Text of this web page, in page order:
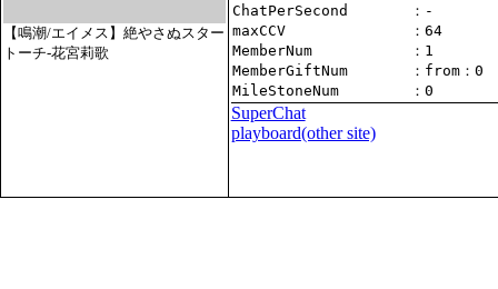
【鳴潮/エイメス】絶やさぬスター
トーチ-花宮莉歌
ChatPerSecond
maxCCV
：64
MemberNum
：1
MemberGiftNum
： from ：0
MileStoneNum
：0
SuperChat
playboard(other site)